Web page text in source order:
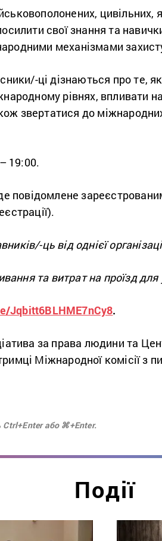
цивільних,
свої знання та
механізмами
ці дізнаються про те,
рівнях, впливати
звертатися до
19:00.
повідомлене
ць від однієї
та витрат на проїзд для
Jqbitt6BLHME7nCy8.
за права людини та
Міжнародної комісії з
Ctrl+Enter або ⌘+Enter.
Події